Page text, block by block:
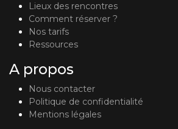
Lieux des rencontres
Comment réserver ?
Nos tarifs
Ressources
A propos
Nous contacter
Politique de confidentialité
Mentions légales